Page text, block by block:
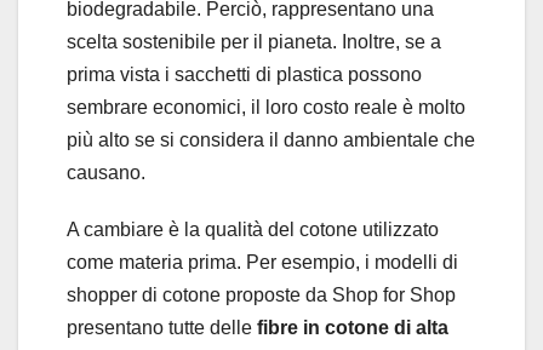
biodegradabile. Perciò, rappresentano una
scelta sostenibile per il pianeta. Inoltre, se a
prima vista i sacchetti di plastica possono
sembrare economici, il loro costo reale è molto
più alto se si considera il danno ambientale che
causano.
A cambiare è la qualità del cotone utilizzato
come materia prima. Per esempio, i modelli di
shopper di cotone proposte da Shop for Shop
presentano tutte delle fibre in cotone di alta